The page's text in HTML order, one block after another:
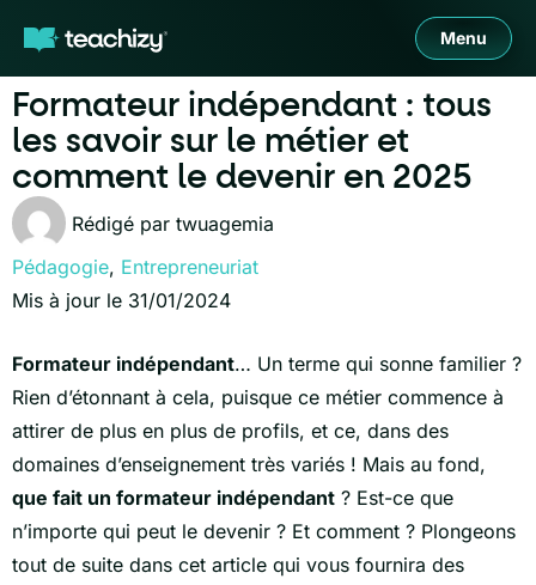
Menu
Formateur indépendant : tous
les savoir sur le métier et
comment le devenir en 2025
Rédigé par twuagemia
Pédagogie, Entrepreneuriat
Mis à jour le 31/01/2024
Formateur indépendant… Un terme qui sonne familier ?
Rien d’étonnant à cela, puisque ce métier commence à
attirer de plus en plus de profils, et ce, dans des
domaines d’enseignement très variés ! Mais au fond,
que fait un formateur indépendant ? Est-ce que
n’importe qui peut le devenir ? Et comment ? Plongeons
tout de suite dans cet article qui vous fournira des